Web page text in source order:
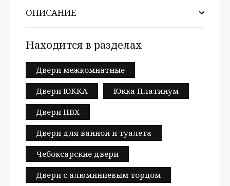
ОПИСАНИЕ
Находится в разделах
Двери межкомнатные
Двери ЮККА Юкка Платинум
Двери ПВХ
Двери для ванной и туалета
Чебоксарские двери
Двери с алюминиевым торцом